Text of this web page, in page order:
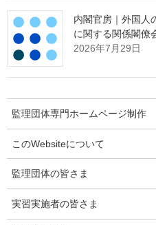
「身分に基づく在留資格
（2.6％）増加、「技能実
人（6.1％）増加、「資格
51,157人（12.8％）増加
添付資料
別添１「外国人雇用状況」
10月末時点）［PDF形式：
内閣官房｜外国人
に関する関係閣僚
2026年7月29日
監理団体専門ホームページ制作
このWebsiteについて
監理団体の皆さま
実習実施者の皆さま